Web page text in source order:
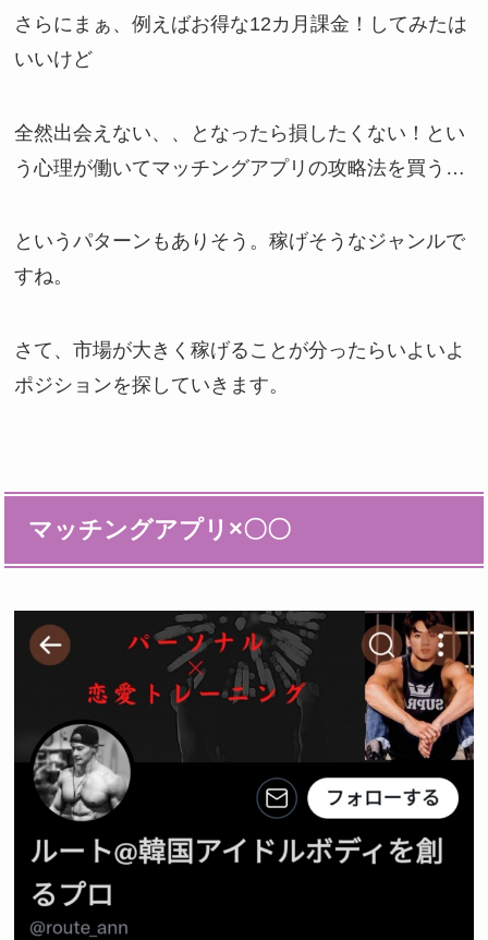
さらにまぁ、例えばお得な12カ月課金！してみたは
いいけど
全然出会えない、、となったら損したくない！とい
う心理が働いてマッチングアプリの攻略法を買う…
というパターンもありそう。稼げそうなジャンルで
すね。
さて、市場が大きく稼げることが分ったらいよいよ
ポジションを探していきます。
マッチングアプリ×〇〇